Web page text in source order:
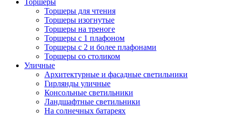
Торшеры
Торшеры для чтения
Торшеры изогнутые
Торшеры на треноге
Торшеры с 1 плафоном
Торшеры с 2 и более плафонами
Торшеры со столиком
Уличные
Архитектурные и фасадные светильники
Гирлянды уличные
Консольные светильники
Ландшафтные светильники
На солнечных батареях